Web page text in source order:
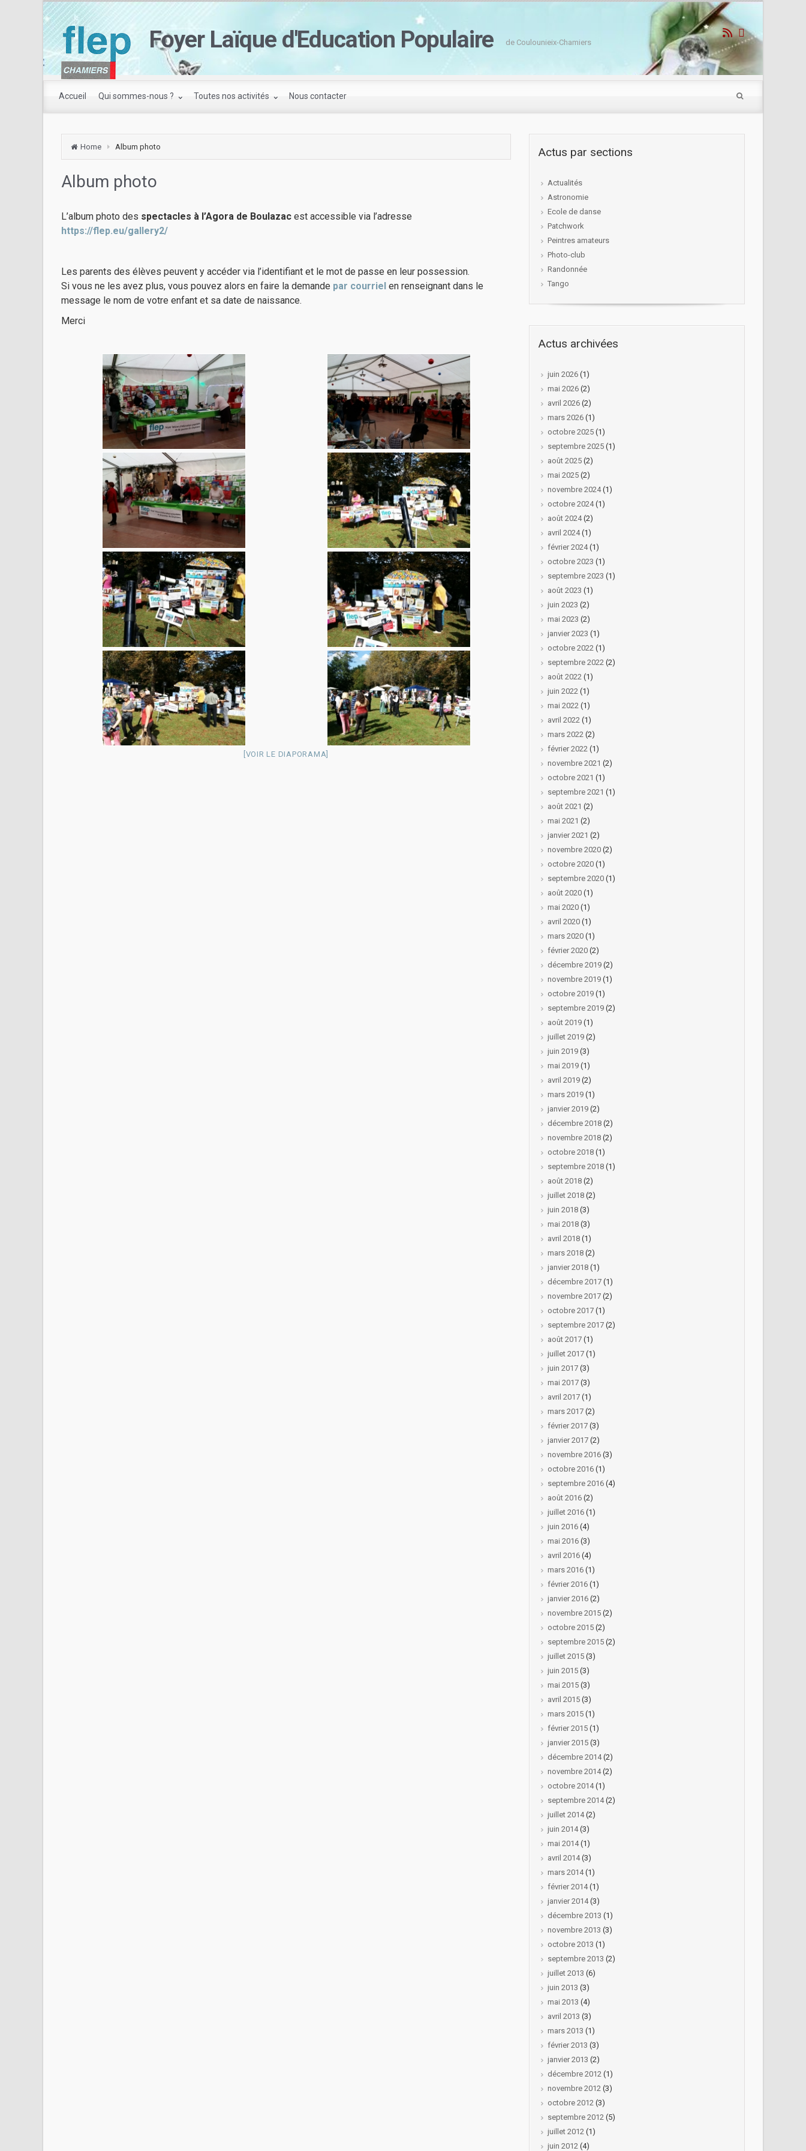
Foyer Laïque d'Education Populaire de Coulounieix-Chamiers
Accueil Qui sommes-nous ? Toutes nos activités Nous contacter
Home Album photo
Album photo
L’album photo des spectacles à l’Agora de Boulazac est accessible via l’adresse
https://flep.eu/gallery2/
Les parents des élèves peuvent y accéder via l’identifiant et le mot de passe en leur possession.
Si vous ne les avez plus, vous pouvez alors en faire la demande par courriel en renseignant dans le
message le nom de votre enfant et sa date de naissance.
Merci
[VOIR LE DIAPORAMA]
Actus par sections
Actualités
Astronomie
Ecole de danse
Patchwork
Peintres amateurs
Photo-club
Randonnée
Tango
Actus archivées
juin 2026 (1)
mai 2026 (2)
avril 2026 (2)
mars 2026 (1)
octobre 2025 (1)
septembre 2025 (1)
août 2025 (2)
mai 2025 (2)
novembre 2024(1)
octobre 2024(1)
août 2024(2)
avril 2024(1)
février 2024(1)
octobre 2023 (1)
septembre 2023 (1)
août 2023 (1)
juin 2023 (2)
mai 2023 (2)
janvier 2023 (1)
octobre 2022 (1)
septembre 2022 (2)
août 2022 (1)
juin 2022 (1)
mai 2022 (1)
avril 2022 (1)
mars 2022 (2)
février 2022 (1)
novembre 2021 (2)
octobre 2021 (1)
septembre 2021 (1)
août 2021 (2)
mai 2021 (2)
janvier 2021 (2)
novembre 2020 (2)
octobre 2020 (1)
septembre 2020 (1)
août 2020 (1)
mai 2020 (1)
avril 2020 (1)
mars 2020 (1)
février 2020 (2)
décembre 2019 (2)
novembre 2019 (1)
octobre 2019 (1)
septembre 2019 (2)
août 2019 (1)
juillet 2019 (2)
juin 2019 (3)
mai 2019 (1)
avril 2019 (2)
mars 2019 (1)
janvier 2019 (2)
décembre 2018 (2)
novembre 2018 (2)
octobre 2018 (1)
septembre 2018 (1)
août 2018 (2)
juillet 2018 (2)
juin 2018 (3)
mai 2018 (3)
avril 2018 (1)
mars 2018 (2)
janvier 2018 (1)
décembre 2017 (1)
novembre 2017 (2)
octobre 2017 (1)
septembre 2017 (2)
août 2017 (1)
juillet 2017 (1)
juin 2017 (3)
mai 2017 (3)
avril 2017 (1)
mars 2017 (2)
février 2017 (3)
janvier 2017 (2)
novembre 2016 (3)
octobre 2016 (1)
septembre 2016 (4)
août 2016 (2)
juillet 2016 (1)
juin 2016 (4)
mai 2016 (3)
avril 2016 (4)
mars 2016 (1)
février 2016 (1)
janvier 2016 (2)
novembre 2015 (2)
octobre 2015 (2)
septembre 2015 (2)
juillet 2015 (3)
juin 2015 (3)
mai 2015 (3)
avril 2015 (3)
mars 2015 (1)
février 2015 (1)
janvier 2015 (3)
décembre 2014(2)
novembre 2014(2)
octobre 2014(1)
septembre 2014(2)
juillet 2014(2)
juin 2014(3)
mai 2014(1)
avril 2014(3)
mars 2014(1)
février 2014(1)
janvier 2014(3)
décembre 2013 (1)
novembre 2013 (3)
octobre 2013 (1)
septembre 2013 (2)
juillet 2013 (6)
juin 2013 (3)
mai 2013 (4)
avril 2013 (3)
mars 2013 (1)
février 2013 (3)
janvier 2013 (2)
décembre 2012 (1)
novembre 2012 (3)
octobre 2012 (3)
septembre 2012 (5)
juillet 2012 (1)
juin 2012 (4)